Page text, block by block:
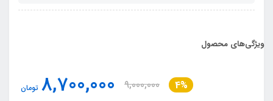
ویژگی‌های محصول
4%
9,000,000
8,700,000 تومان